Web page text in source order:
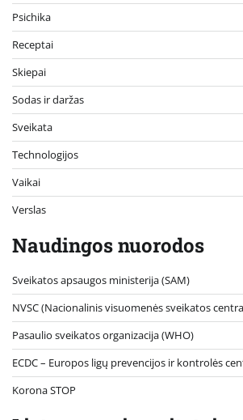
Psichika
Receptai
Skiepai
Sodas ir daržas
Sveikata
Technologijos
Vaikai
Verslas
Naudingos nuorodos
Sveikatos apsaugos ministerija (SAM)
NVSC (Nacionalinis visuomenės sveikatos
Pasaulio sveikatos organizacija (WHO)
ECDC – Europos ligų prevencijos ir kontrolės
Korona STOP